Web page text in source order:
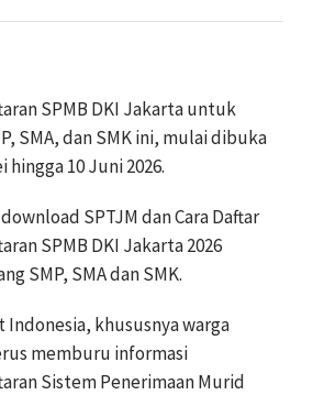
SPMB DKI Jakarta untuk
SMA, dan SMK ini, mulai dibuka
hingga 10 Juni 2026.
SPTJM dan Cara Daftar
SPMB DKI Jakarta 2026
SMP, SMA dan SMK.
Indonesia, khususnya warga
memburu informasi
Sistem Penerimaan Murid